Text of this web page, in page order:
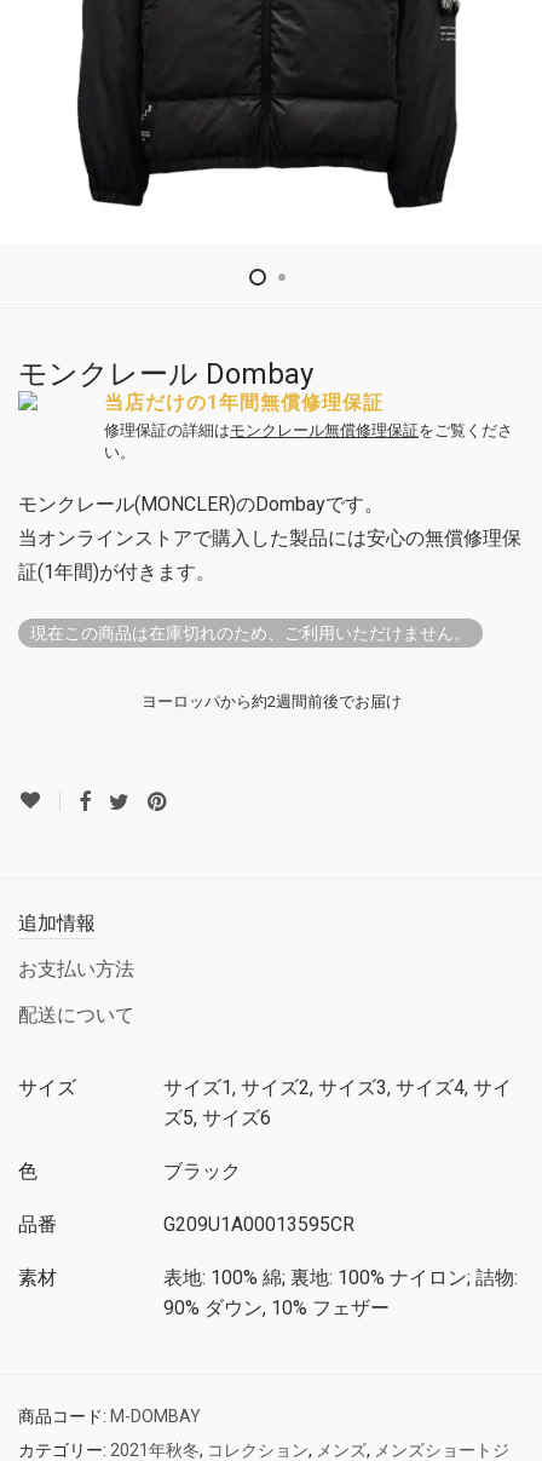
モンクレール Dombay
当店だけの1年間無償修理保証
修理保証の詳細はモンクレール無償修理保証をご覧くださ
い。
モンクレール(MONCLER)のDombayです。
当オンラインストアで購入した製品には安心の無償修理保
証(1年間)が付きます。
現在この商品は在庫切れのため、ご利用いただけません。
ヨーロッパから約2週間前後でお届け
追加情報
お支払い方法
配送について
サイズ
サイズ1, サイズ2, サイズ3, サイズ4, サイ
ズ5, サイズ6
色 ブラック
品番 G209U1A00013595CR
素材
表地: 100% 綿; 裏地: 100% ナイロン; 詰物:
90% ダウン, 10% フェザー
商品コード: M-DOMBAY
カテゴリー: 2021年秋冬, コレクション, メンズ, メンズショートジ